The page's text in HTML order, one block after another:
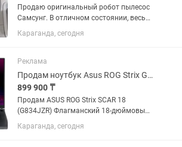
Продаю оригинальный робот пылесос
Самсунг. В отличном состоянии, весь
комплект с коробкой имеется. Сам
пылесос чистый и как новый. В
станция
Караганда, сегодня
Реклама
Продам ноутбук Asus ROG Strix G18
899 900 ₸
Продам ASUS ROG Strix SCAR 18
(G834JZR) Флагманский 18-дюймовый
игровой ноутбук в идеальном
состоянии. Топовая конфигурация,
Караганда, сегодня